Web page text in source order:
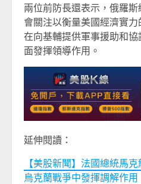
兩位前防長還表示，俄羅斯
會關注以衡量美國經濟實
在向基輔提供軍事援助和
面發揮領導作用。
延伸閱讀：
【美股新聞】法國總統馬
烏克蘭戰爭中發揮調解作用